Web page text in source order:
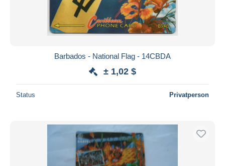
Barbados - National Flag - 14CBDA
± 1,02 $
Status Privatperson